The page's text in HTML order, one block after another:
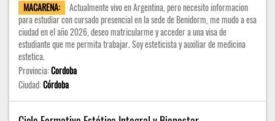
MACARENA:
Actualmente vivo en Argentina, pero necesito informacion
para estudiar con cursado presencial en la sede de Benidorm, me mudo a esa
ciudad en el año 2026, deseo matricularme y acceder a una visa de
estudiante que me permita trabajar. Soy esteticista y auxiliar de medicina
estetica.
Provincia:Cordoba
Ciudad:Córdoba